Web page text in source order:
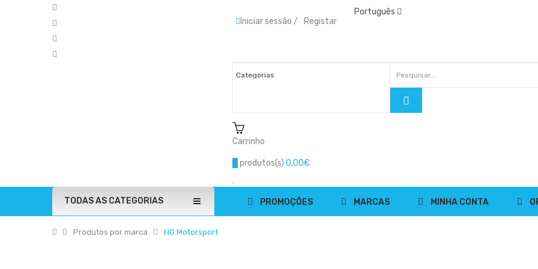
Iniciar sessão / Registar
Português
Carrinho
0 produtos(s) 0,00€
TODAS AS CATEGORIAS PROMOÇÕES MARCAS MINHA CONTA
Produtos por marca HG Motorsport